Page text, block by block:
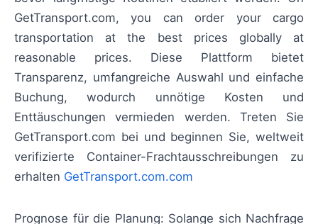
GetTransport.com, you can order your cargo
transportation at the best prices globally at
reasonable prices. Diese Plattform bietet
Transparenz, umfangreiche Auswahl und einfache
Buchung, wodurch unnötige Kosten und
Enttäuschungen vermieden werden. Treten Sie
GetTransport.com bei und beginnen Sie, weltweit
verifizierte Container-Frachtausschreibungen zu
erhalten GetTransport.com.com
Prognose für die Planung: Solange sich Nachfrage